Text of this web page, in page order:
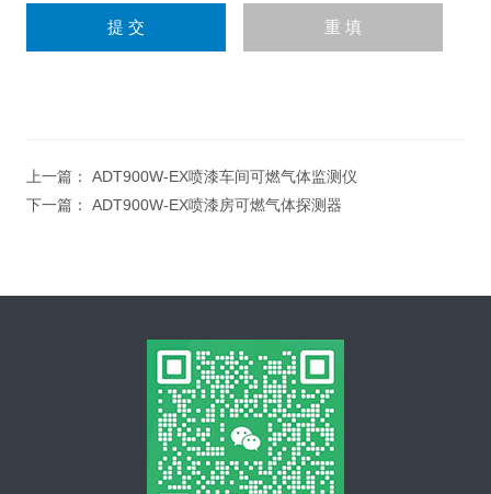
上一篇： ADT900W-EX喷漆车间可燃气体监测仪
下一篇： ADT900W-EX喷漆房可燃气体探测器